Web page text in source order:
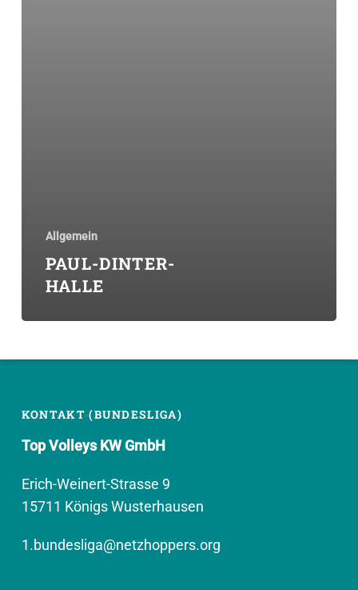
Allgemein
PAUL-DINTER-
HALLE
KONTAKT (BUNDESLIGA)
Top Volleys KW GmbH
Erich-Weinert-Strasse 9
15711 Königs Wusterhausen
1.bundesliga@netzhoppers.org